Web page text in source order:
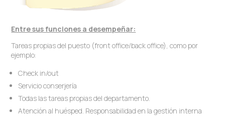
Entre sus funciones a desempeñar:
Tareas propias del puesto (front office/back office), como por
ejemplo:
Check in/out
Servicio conserjería
Todas las tareas propias del departamento.
Atención al huésped. Responsabilidad en la gestión interna